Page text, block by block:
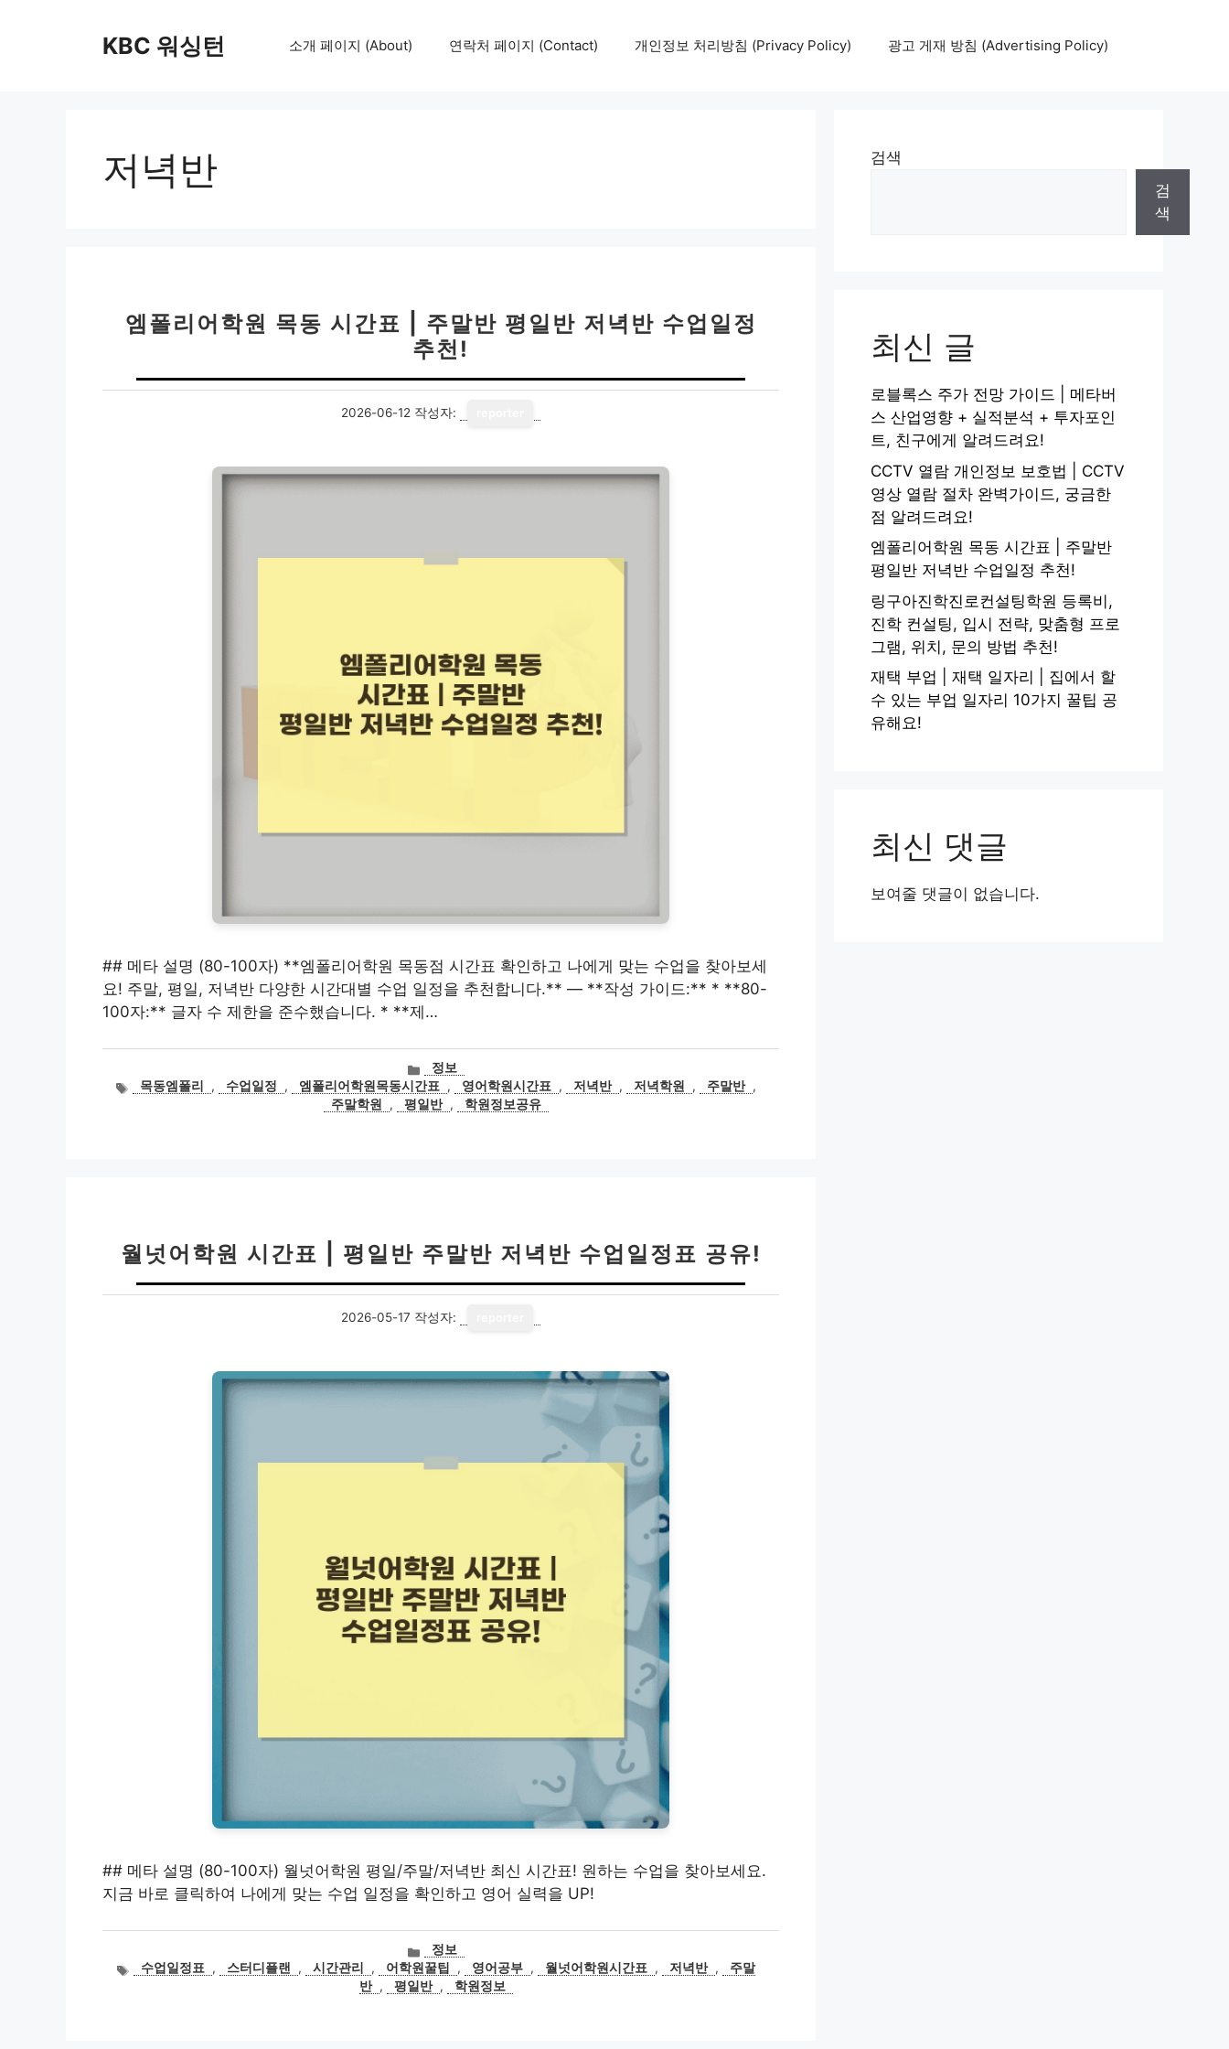
KBC 워싱턴 소개 페이지 (About) 연락처 페이지 (Contact) 개인정보 처리방침 (Privacy Policy) 광고 게재 방침 (Advertising Policy)
저녁반
엠폴리어학원 목동 시간표 | 주말반 평일반 저녁반 수업일정
추천!
2026-06-12 작성자:
## 메타 설명 (80-100자) **엠폴리어학원 목동점 시간표 확인하고 나에게 맞는 수업을 찾아보세
요! 주말, 평일, 저녁반 다양한 시간대별 수업 일정을 추천합니다.** — **작성 가이드:** * **80-
100자:** 글자 수 제한을 준수했습니다. * **제…
카
테
고
정보
태목동엠폴리 , 수업일정 , 엠폴리어학원목동시간표 , 영어학원시간표 , 저녁반 , 저녁학원 , 주말반 ,
주말학원
, 평일반 , 학원정보공유
월넛어학원 시간표 | 평일반 주말반 저녁반 수업일정표 공유!
2026-05-17 작성자:
## 메타 설명 (80-100자) 월넛어학원 평일/주말/저녁반 최신 시간표! 원하는 수업을 찾아보세요.
지금 바로 클릭하여 나에게 맞는 수업 일정을 확인하고 영어 실력을 UP!
카
테
고
정보
태수업일정표 , 스터디플랜 , 시간관리 , 어학원꿀팁 , 영어공부 , 월넛어학원시간표 , 저녁반 ,
주말
반 , 평일반 , 학원정보
검색
검
색
최신 글
로블록스 주가 전망 가이드 | 메타버
스 산업영향 + 실적분석 + 투자포인
트, 친구에게 알려드려요!
CCTV 열람 개인정보 보호법 | CCTV
영상 열람 절차 완벽가이드, 궁금한
점 알려드려요!
엠폴리어학원 목동 시간표 | 주말반
평일반 저녁반 수업일정 추천!
링구아진학진로컨설팅학원 등록비,
진학 컨설팅, 입시 전략, 맞춤형 프로
그램, 위치, 문의 방법 추천!
재택 부업 | 재택 일자리 | 집에서 할
수 있는 부업 일자리 10가지 꿀팁 공
유해요!
최신 댓글
보여줄 댓글이 없습니다.